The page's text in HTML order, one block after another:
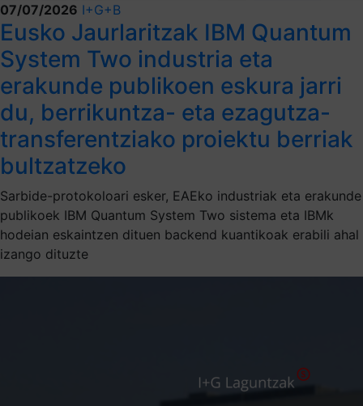
07/07/2026 I+G+B
Eusko Jaurlaritzak IBM Quantum
System Two industria eta
erakunde publikoen eskura jarri
du, berrikuntza- eta ezagutza-
transferentziako proiektu berriak
bultzatzeko
Sarbide-protokoloari esker, EAEko industriak eta erakunde
publikoek IBM Quantum System Two sistema eta IBMk
hodeian eskaintzen dituen backend kuantikoak erabili ahal
izango dituzte